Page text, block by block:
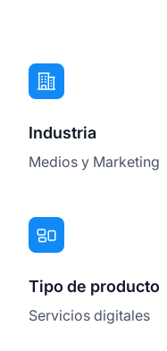
Industria
Medios y Marketing
Tipo de producto
Servicios digitales